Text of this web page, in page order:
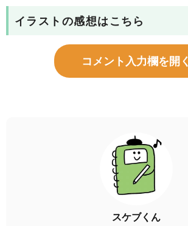
イラストの感想はこちら
コメント入力欄を開く
スケブくん